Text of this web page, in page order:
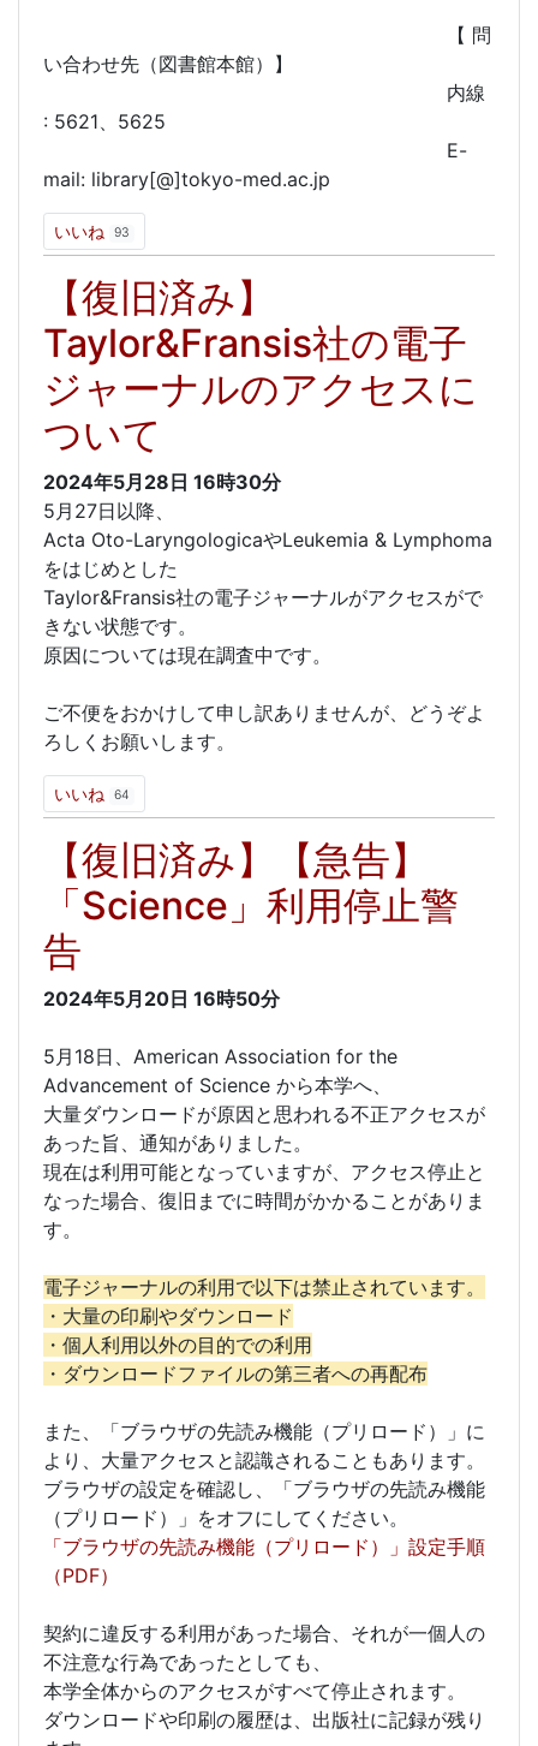
【 問
い合わせ先（図書館本館）】
内線
: 5621、5625
E-
mail: library[@]tokyo-med.ac.jp
いいね 93
【復旧済み】
Taylor&Fransis社の電子
ジャーナルのアクセスに
ついて
2024年5月28日 16時30分
5月27日以降、
Acta Oto-LaryngologicaやLeukemia & Lymphoma
をはじめとした
Taylor&Fransis社の電子ジャーナルがアクセスがで
きない状態です。
原因については現在調査中です。
ご不便をおかけして申し訳ありませんが、どうぞよ
ろしくお願いします。
いいね 64
【復旧済み】【急告】
「Science」利用停止警
告
2024年5月20日 16時50分
5月18日、American Association for the
Advancement of Science から本学へ、
大量ダウンロードが原因と思われる不正アクセスが
あった旨、通知がありました。
現在は利用可能となっていますが、アクセス停止と
なった場合、復旧までに時間がかかることがありま
す。
電子ジャーナルの利用で以下は禁止されています。
・大量の印刷やダウンロード
・個人利用以外の目的での利用
・ダウンロードファイルの第三者への再配布
また、「ブラウザの先読み機能（プリロード）」に
より、大量アクセスと認識されることもあります。
ブラウザの設定を確認し、「ブラウザの先読み機能
（プリロード）」をオフにしてください。
「ブラウザの先読み機能（プリロード）」設定手順
（PDF）
契約に違反する利用があった場合、それが一個人の
不注意な行為であったとしても、
本学全体からのアクセスがすべて停止されます。
ダウンロードや印刷の履歴は、出版社に記録が残り